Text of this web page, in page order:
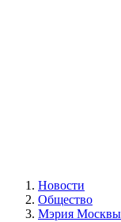
Новости
Общество
Мэрия Москвы